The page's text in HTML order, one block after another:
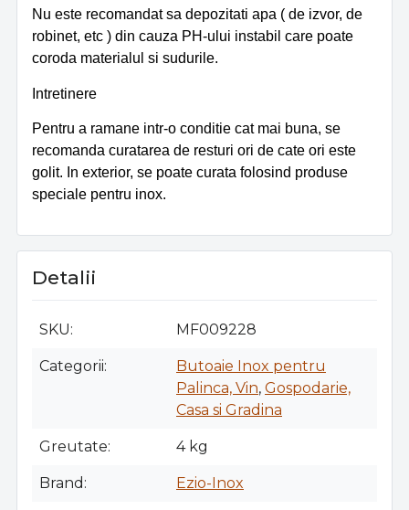
Nu este recomandat sa depozitati apa ( de izvor, de
robinet, etc ) din cauza PH-ului instabil care poate
coroda materialul si sudurile.
Intretinere
Pentru a ramane intr-o conditie cat mai buna, se
recomanda curatarea de resturi ori de cate ori este
golit. In exterior, se poate curata folosind produse
speciale pentru inox.
Detalii
SKU MF009228
Categorii
Butoaie Inox pentru
Palinca, Vin, Gospodarie,
Casa si Gradina
Greutate 4 kg
Brand Ezio-Inox